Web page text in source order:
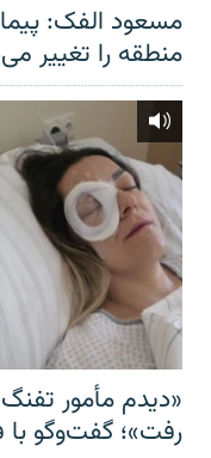
مسعود الفک:
منطقه را تغییر
«دیدم مأمور
رفت»؛ گفت‌و‌گو با